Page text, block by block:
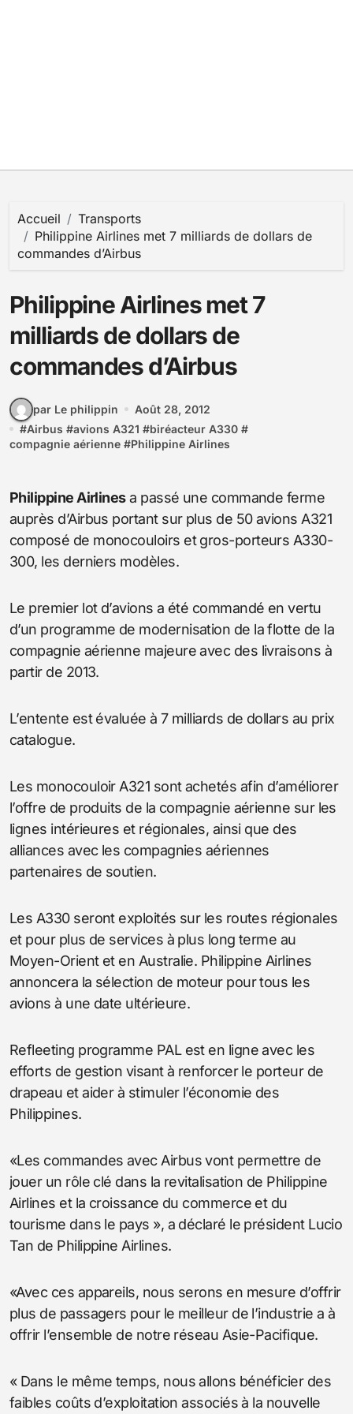
Accueil
Transports
Philippine Airlines met 7 milliards de dollars de
commandes d’Airbus
Philippine Airlines met 7
milliards de dollars de
commandes d’Airbus
par Le philippin
Août 28, 2012
#Airbus #avions A321 #biréacteur A330 #
compagnie aérienne #Philippine Airlines
Philippine Airlinesa passé une commande ferme
auprès d’Airbus portant sur plus de 50 avions A321
composé de monocouloirs et gros-porteurs A330-
300, les derniers modèles.
Le premier lot d’avions a été commandé en vertu
d’un programme de modernisation de la flotte de la
compagnie aérienne majeure avec des livraisons à
partir de 2013.
L’entente est évaluée à 7 milliards de dollars au prix
catalogue.
Les monocouloir A321 sont achetés afin d’améliorer
l’offre de produits de la compagnie aérienne sur les
lignes intérieures et régionales, ainsi que des
alliances avec les compagnies aériennes
partenaires de soutien.
Les A330 seront exploités sur les routes régionales
et pour plus de services à plus long terme au
Moyen-Orient et en Australie. Philippine Airlines
annoncera la sélection de moteur pour tous les
avions à une date ultérieure.
Refleeting programme PAL est en ligne avec les
efforts de gestion visant à renforcer le porteur de
drapeau et aider à stimuler l’économie des
Philippines.
«Les commandes avec Airbus vont permettre de
jouer un rôle clé dans la revitalisation de Philippine
Airlines et la croissance du commerce et du
tourisme dans le pays », a déclaré le président Lucio
Tan de Philippine Airlines.
«Avec ces appareils, nous serons en mesure d’offrir
plus de passagers pour le meilleur de l’industrie a à
offrir l’ensemble de notre réseau Asie-Pacifique.
« Dans le même temps, nous allons bénéficier des
faibles coûts d’exploitation associés à la nouvelle